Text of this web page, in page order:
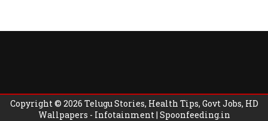
Copyright © 2026 Telugu Stories, Health Tips, Govt Jobs, HD
Wallpapers - Infotainment | Spoonfeeding.in